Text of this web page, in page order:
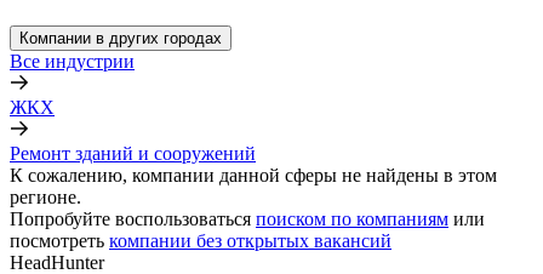
Компании в других городах
Все индустрии
ЖКХ
Ремонт зданий и сооружений
К сожалению, компании данной сферы не найдены в этом
регионе.
Попробуйте воспользоваться поиском по компаниям или
посмотреть компании без открытых вакансий
HeadHunter